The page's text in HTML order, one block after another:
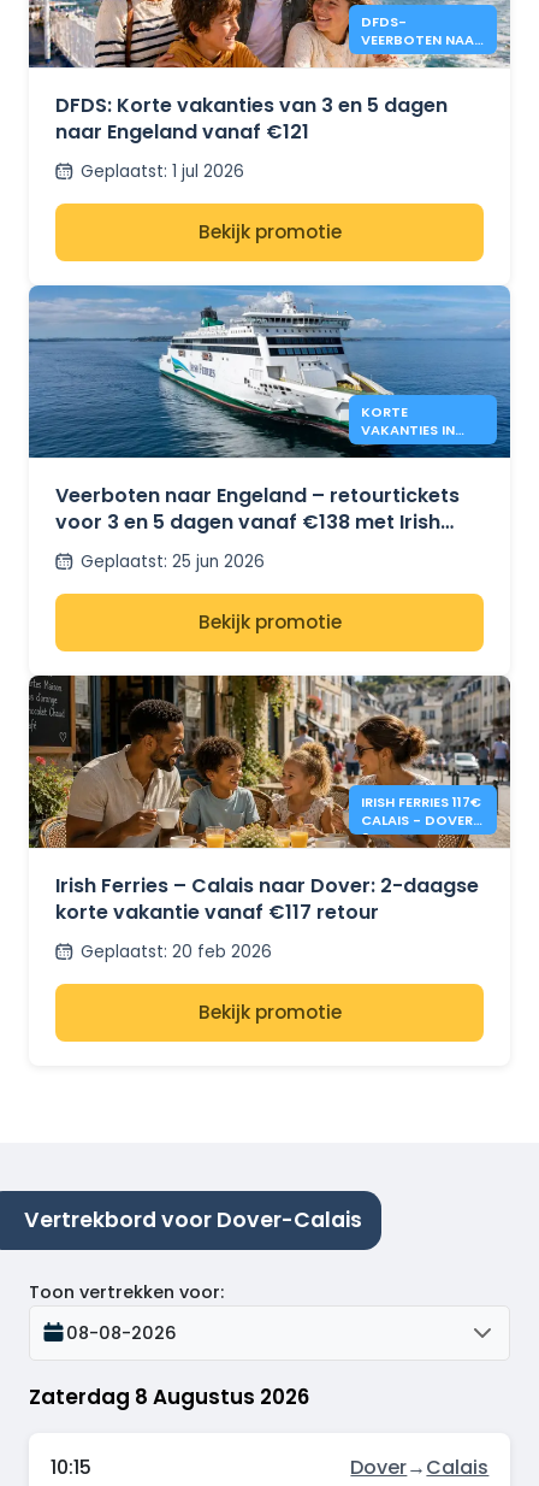
DFDS-
VEERBOTEN NAAR
ENGELAND VANAF
DFDS: Korte vakanties van 3 en 5 dagen
naar Engeland vanaf €121
Geplaatst: 1 jul 2026
Bekijk promotie
KORTE
VAKANTIES IN
ENGELAND MET
€138*
Veerboten naar Engeland – retourtickets
voor 3 en 5 dagen vanaf €138 met Irish
Ferries
Geplaatst: 25 jun 2026
Bekijk promotie
IRISH FERRIES 117€
CALAIS - DOVER
2-DAAGSE
Irish Ferries – Calais naar Dover: 2-daagse
korte vakantie vanaf €117 retour
Geplaatst: 20 feb 2026
Bekijk promotie
Vertrekbord voor Dover-Calais
Zaterdag 8 Augustus 2026
Toon vertrekken voor:
08-08-2026
10:15 Dover→Calais